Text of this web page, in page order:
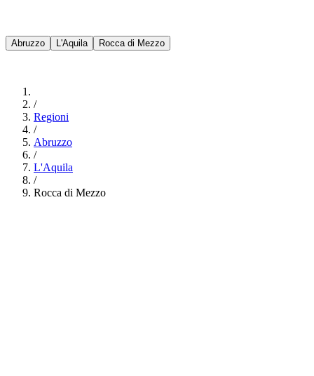
Abruzzo L'Aquila Rocca di Mezzo
/
Regioni
/
Abruzzo
/
L'Aquila
/
Rocca di Mezzo